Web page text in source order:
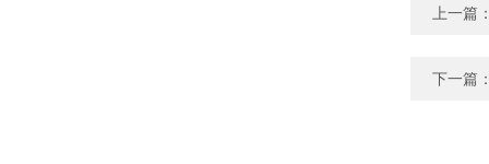
上一篇
下一篇